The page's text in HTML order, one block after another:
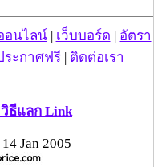
อนไลน์| เว็บบอร์ด | อัตรา
ะกาศฟรี| ติดต่อเรา
ธีแลก Link
Jan 2005